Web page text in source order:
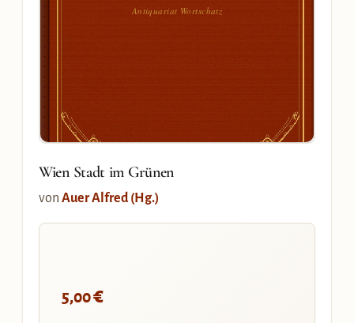
Antiquariat Wortschatz
Wien Stadt im Grünen
von Auer Alfred (Hg.)
5,00€